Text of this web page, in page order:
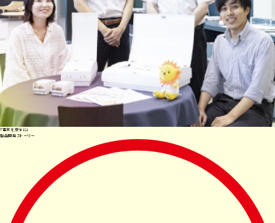
「電気を安全に」
製品開発ストーリー